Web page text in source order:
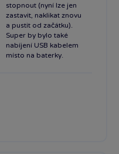
stopnout (nyní lze jen
zastavit, naklikat znovu
a pustit od začátku).
Super by bylo také
nabíjení USB kabelem
místo na baterky.